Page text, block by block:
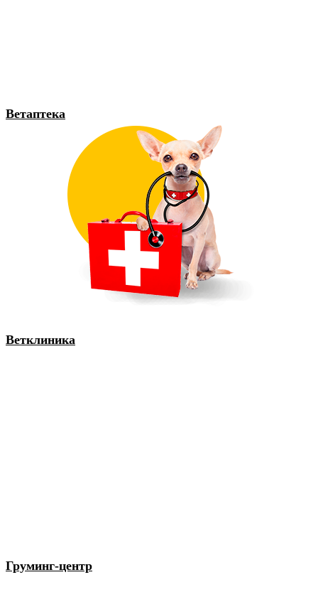
Ветаптека
Ветклиника
Груминг-центр